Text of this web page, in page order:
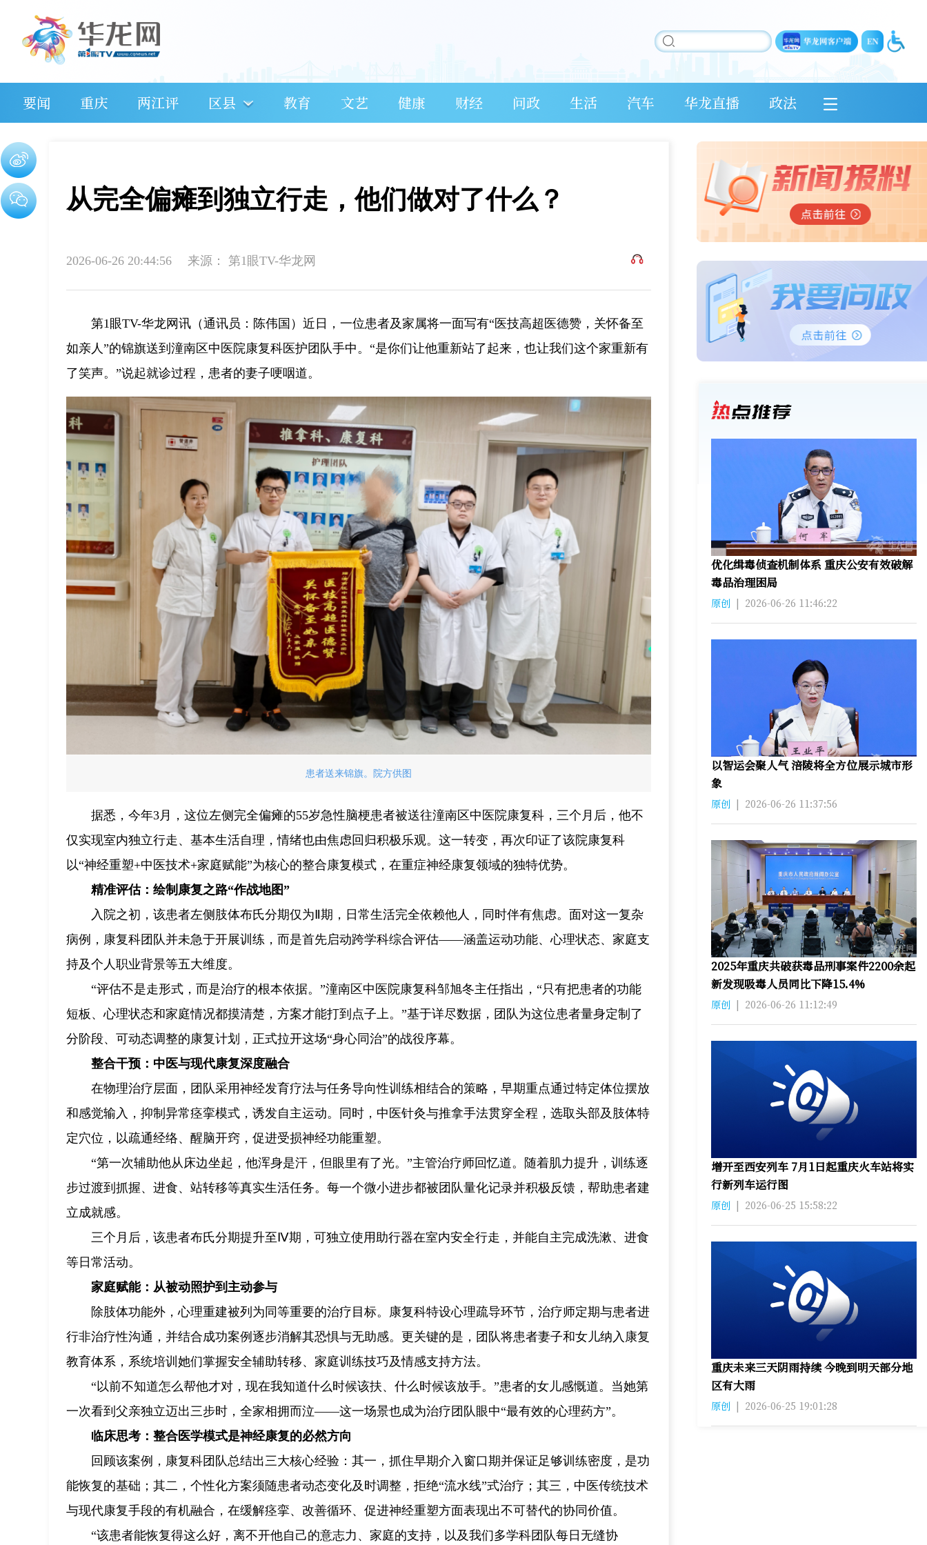
要闻 重庆 两江评 区县 教育 文艺 健康 财经 问政 生活 汽车 华龙直播 政法
从完全偏瘫到独立行走，他们做对了什么？
2026-06-26 20:44:56 来源： 第1眼TV-华龙网
第1眼TV-华龙网讯（通讯员：陈伟国）近日，一位患者及家属将一面写有“医技高超医德赞，关怀备至
如亲人”的锦旗送到潼南区中医院康复科医护团队手中。“是你们让他重新站了起来，也让我们这个家重新有
了笑声。”说起就诊过程，患者的妻子哽咽道。
患者送来锦旗。院方供图
据悉，今年3月，这位左侧完全偏瘫的55岁急性脑梗患者被送往潼南区中医院康复科，三个月后，他不
仅实现室内独立行走、基本生活自理，情绪也由焦虑回归积极乐观。这一转变，再次印证了该院康复科
以“神经重塑+中医技术+家庭赋能”为核心的整合康复模式，在重症神经康复领域的独特优势。
精准评估：绘制康复之路“作战地图”
入院之初，该患者左侧肢体布氏分期仅为Ⅱ期，日常生活完全依赖他人，同时伴有焦虑。面对这一复杂
病例，康复科团队并未急于开展训练，而是首先启动跨学科综合评估——涵盖运动功能、心理状态、家庭支
持及个人职业背景等五大维度。
“评估不是走形式，而是治疗的根本依据。”潼南区中医院康复科邹旭冬主任指出，“只有把患者的功能
短板、心理状态和家庭情况都摸清楚，方案才能打到点子上。”基于详尽数据，团队为这位患者量身定制了
分阶段、可动态调整的康复计划，正式拉开这场“身心同治”的战役序幕。
整合干预：中医与现代康复深度融合
在物理治疗层面，团队采用神经发育疗法与任务导向性训练相结合的策略，早期重点通过特定体位摆放
和感觉输入，抑制异常痉挛模式，诱发自主运动。同时，中医针灸与推拿手法贯穿全程，选取头部及肢体特
定穴位，以疏通经络、醒脑开窍，促进受损神经功能重塑。
“第一次辅助他从床边坐起，他浑身是汗，但眼里有了光。”主管治疗师回忆道。随着肌力提升，训练逐
步过渡到抓握、进食、站转移等真实生活任务。每一个微小进步都被团队量化记录并积极反馈，帮助患者建
立成就感。
三个月后，该患者布氏分期提升至Ⅳ期，可独立使用助行器在室内安全行走，并能自主完成洗漱、进食
等日常活动。
家庭赋能：从被动照护到主动参与
除肢体功能外，心理重建被列为同等重要的治疗目标。康复科特设心理疏导环节，治疗师定期与患者进
行非治疗性沟通，并结合成功案例逐步消解其恐惧与无助感。更关键的是，团队将患者妻子和女儿纳入康复
教育体系，系统培训她们掌握安全辅助转移、家庭训练技巧及情感支持方法。
“以前不知道怎么帮他才对，现在我知道什么时候该扶、什么时候该放手。”患者的女儿感慨道。当她第
一次看到父亲独立迈出三步时，全家相拥而泣——这一场景也成为治疗团队眼中“最有效的心理药方”。
临床思考：整合医学模式是神经康复的必然方向
回顾该案例，康复科团队总结出三大核心经验：其一，抓住早期介入窗口期并保证足够训练密度，是功
能恢复的基础；其二，个性化方案须随患者动态变化及时调整，拒绝“流水线”式治疗；其三，中医传统技术
与现代康复手段的有机融合，在缓解痉挛、改善循环、促进神经重塑方面表现出不可替代的协同价值。
“该患者能恢复得这么好，离不开他自己的意志力、家庭的支持，以及我们多学科团队每日无缝协
优化缉毒侦查机制体系 重庆公安有效破解
毒品治理困局
原创 | 2026-06-26 11:46:22
以智运会聚人气 涪陵将全方位展示城市形
象
原创 | 2026-06-26 11:37:56
2025年重庆共破获毒品刑事案件2200余起
新发现吸毒人员同比下降15.4%
原创 | 2026-06-26 11:12:49
增开至西安列车 7月1日起重庆火车站将实
行新列车运行图
原创 | 2026-06-25 15:58:22
重庆未来三天阴雨持续 今晚到明天部分地
区有大雨
原创 | 2026-06-25 19:01:28